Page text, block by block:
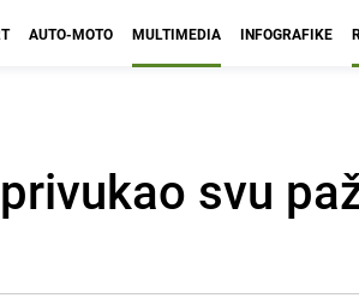
AUTO-MOTO MULTIMEDIA INFOGRAFIKE
svu